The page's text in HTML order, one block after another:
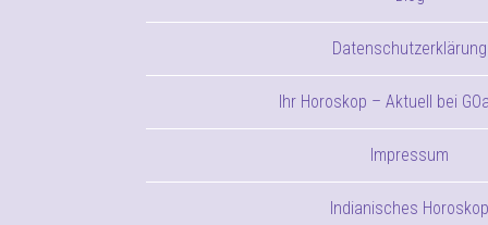
Datenschutzerklärung
Ihr Horoskop – Aktuell bei
Impressum
Indianisches Horoskop